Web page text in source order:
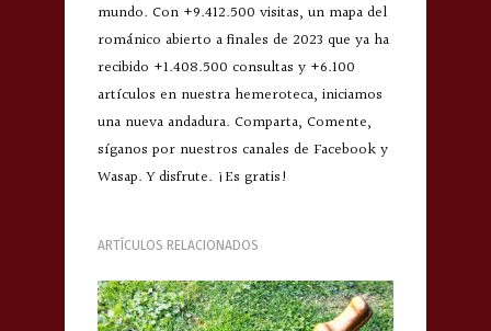
mundo. Con +9.412.500 visitas, un mapa del
románico abierto a finales de 2023 que ya ha
recibido +1.408.500 consultas y +6.100
artículos en nuestra hemeroteca, iniciamos
una nueva andadura. Comparta, Comente,
síganos por nuestros canales de Facebook y
Wasap. Y disfrute. ¡Es gratis!
ARTÍCULOS RELACIONADOS